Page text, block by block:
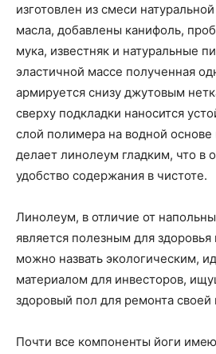
изготовлен из смеси
масла, добавлены канифоль,
мука, известняк и натуральные
эластичной массе полученная
армируется снизу джутовым
сверху подкладки наносится
слой полимера на водной основе
делает линолеум гладким, что в
удобство содержания в чистоте.
Линолеум, в отличие от
является полезным для
можно назвать экологическим,
материалом для инвесторов,
здоровый пол для ремонта своей
Почти все компоненты йоги